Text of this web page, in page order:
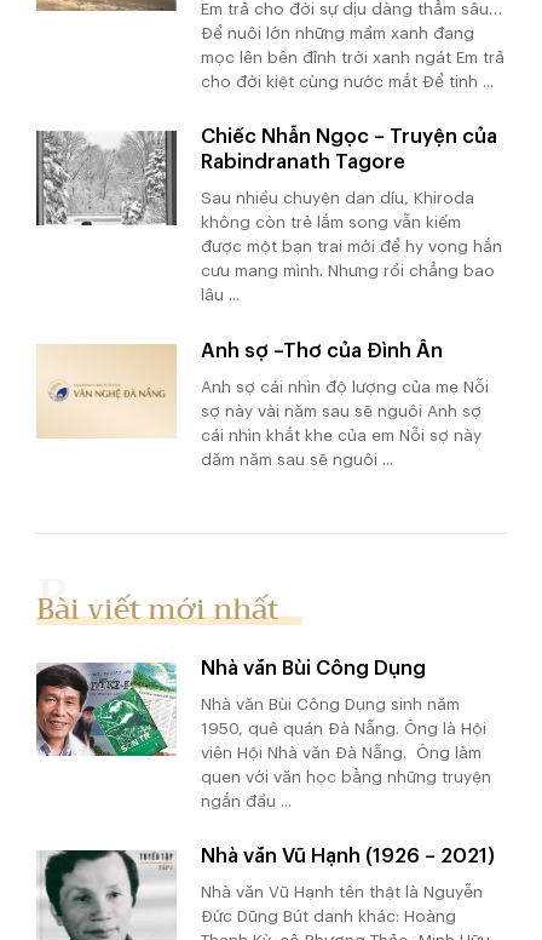
Em trả cho đời sự dịu dàng thẳm sâu…
Để nuôi lớn những mầm xanh đang
mọc lên bên đỉnh trời xanh ngát Em trả
cho đời kiệt cùng nước mắt Để tinh ...
Chiếc Nhẫn Ngọc – Truyện của
Rabindranath Tagore
Sau nhiều chuyện dan díu, Khiroda
không còn trẻ lắm song vẫn kiếm
được một bạn trai mới để hy vọng hắn
cưu mang mình. Nhưng rồi chẳng bao
lâu ...
Anh sợ –Thơ của Đình Ân
Anh sợ cái nhìn độ lượng của mẹ Nỗi
sợ này vài năm sau sẽ nguôi Anh sợ
cái nhìn khắt khe của em Nỗi sợ này
dăm năm sau sẽ nguôi ...
Bài viết mới nhất
Nhà văn Bùi Công Dụng
Nhà văn Bùi Công Dụng sinh năm
1950, quê quán Đà Nẵng. Ông là Hội
viên Hội Nhà văn Đà Nẵng. Ông làm
quen với văn học bằng những truyện
ngắn đầu ...
Nhà văn Vũ Hạnh (1926 – 2021)
Nhà văn Vũ Hạnh tên thật là Nguyễn
Đức Dũng Bút danh khác: Hoàng